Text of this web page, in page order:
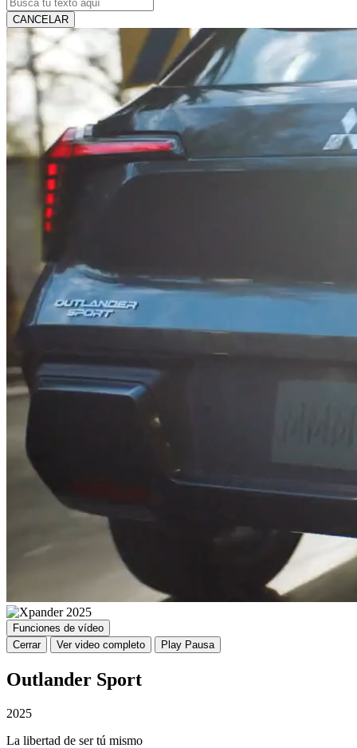
CANCELAR
Funciones de vídeo
Cerrar
Ver video completo Play Pausa
Outlander Sport
2025
La libertad de ser tú mismo